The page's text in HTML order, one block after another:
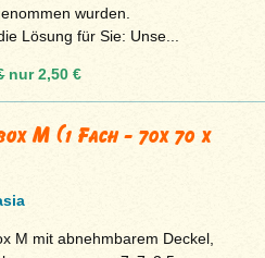
wurden.
Lösung für Sie: Unse...
nur2,50 €
M (1 Fach - 70x 70 x
M mit abnehmbarem Deckel,